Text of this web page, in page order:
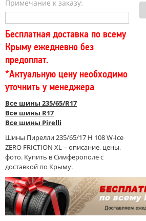
Примечание к заказу:
Бесплатная доставка по всему
Крыму ежедневно без
предоплат.
*Актуальную цену необходимо
уточнить у менеджера
Все шины 235/65/R17
Все шины R17
Все шины Pirelli
Шины Пирелли 235/65/17 H 108 W-Ice
ZERO FRICTION XL – описание, цены,
фото. Купить в Симферополе с
доставкой по Крыму.